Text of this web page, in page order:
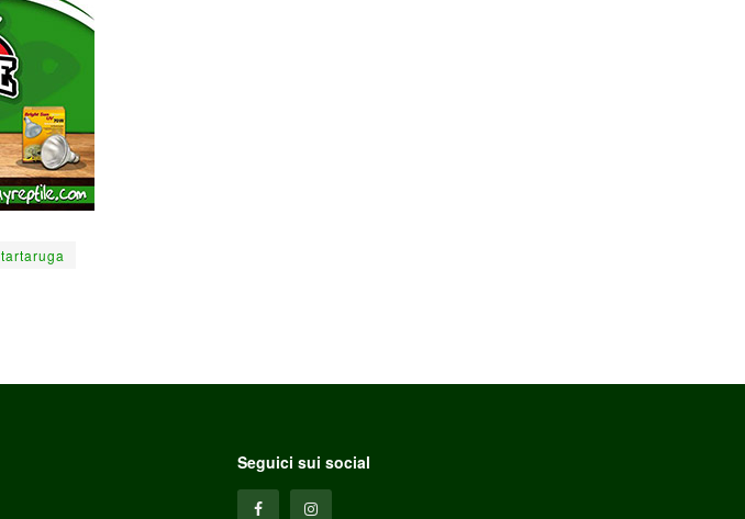
tartaruga
Seguici sui social